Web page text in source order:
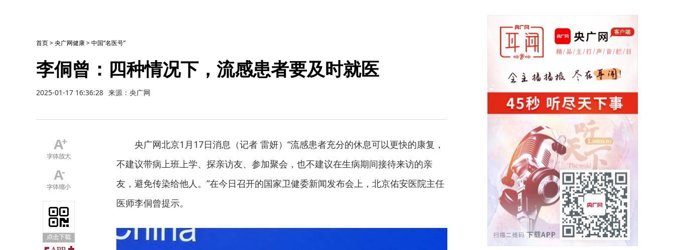
首页>央广网健康>中国“名医号”
李侗曾：四种情况下，流感患者要及时就医
2025-01-17 16:36:28 来源：央广网
央广网北京1月17日消息（记者 雷妍）“流感患者充分的休息可以更快的康复，
不建议带病上班上学、探亲访友、参加聚会，也不建议在生病期间接待来访的亲
友，避免传染给他人。”在今日召开的国家卫健委新闻发布会上，北京佑安医院主任
医师李侗曾提示。